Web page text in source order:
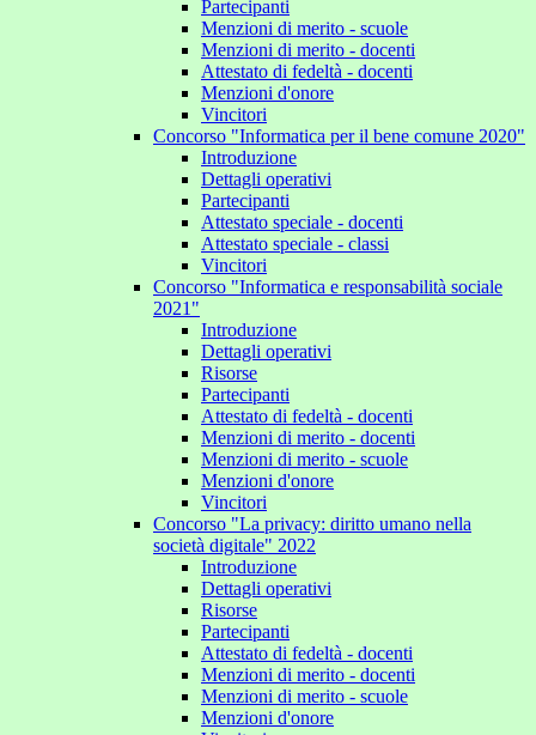
Partecipanti
Menzioni di merito - scuole
Menzioni di merito - docenti
Attestato di fedeltà - docenti
Menzioni d'onore
Vincitori
Concorso "Informatica per il bene comune 2020"
Introduzione
Dettagli operativi
Partecipanti
Attestato speciale - docenti
Attestato speciale - classi
Vincitori
Concorso "Informatica e responsabilità sociale
2021"
Introduzione
Dettagli operativi
Risorse
Partecipanti
Attestato di fedeltà - docenti
Menzioni di merito - docenti
Menzioni di merito - scuole
Menzioni d'onore
Vincitori
Concorso "La privacy: diritto umano nella
società digitale" 2022
Introduzione
Dettagli operativi
Risorse
Partecipanti
Attestato di fedeltà - docenti
Menzioni di merito - docenti
Menzioni di merito - scuole
Menzioni d'onore